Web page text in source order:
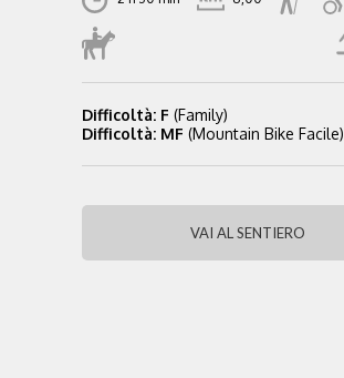
Difficoltà: F (Family)
Difficoltà: MF (Mountain Bike Facile)
VAI AL SENTIERO